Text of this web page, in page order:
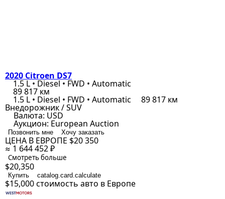
2020 Citroen DS7
1.5 L • Diesel • FWD • Automatic
89 817 км
1.5 L • Diesel • FWD • Automatic 89 817 км
Внедорожник / SUV
Валюта: USD
Аукцион: European Auction
Позвонить мне Хочу заказать
ЦЕНА В ЕВРОПЕ $20 350
≈ 1 644 452 ₽
Смотреть больше
$20,350
Купить catalog.card.calculate
$15,000стоимость авто в Европе